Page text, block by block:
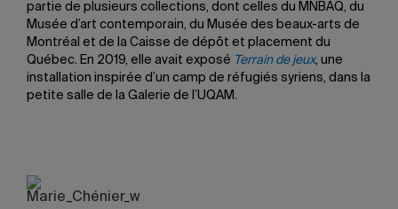
partie de plusieurs collections, dont celles du MNBAQ, du
Musée d’art contemporain, du Musée des beaux-arts de
Montréal et de la Caisse de dépôt et placement du
Québec. En 2019, elle avait exposé Terrain de jeux, une
installation inspirée d’un camp de réfugiés syriens, dans la
petite salle de la Galerie de l’UQAM.